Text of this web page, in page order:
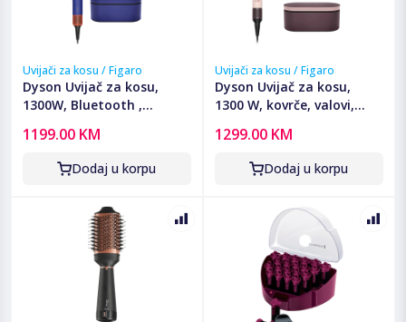
Uvijači za kosu / Figaro
Dyson Uvijač za kosu,
1300W, Bluetooth ,
Vinca Blue/Topaz
1199.00 KM
Dodaj u korpu
Uvijači za kosu / Figaro
Dyson Uvijač za kosu,
1300 W, kovrče, valovi,
Airwrap Coanda2x
Pink/Rose Gold+W
1299.00 KM
Dodaj u korpu